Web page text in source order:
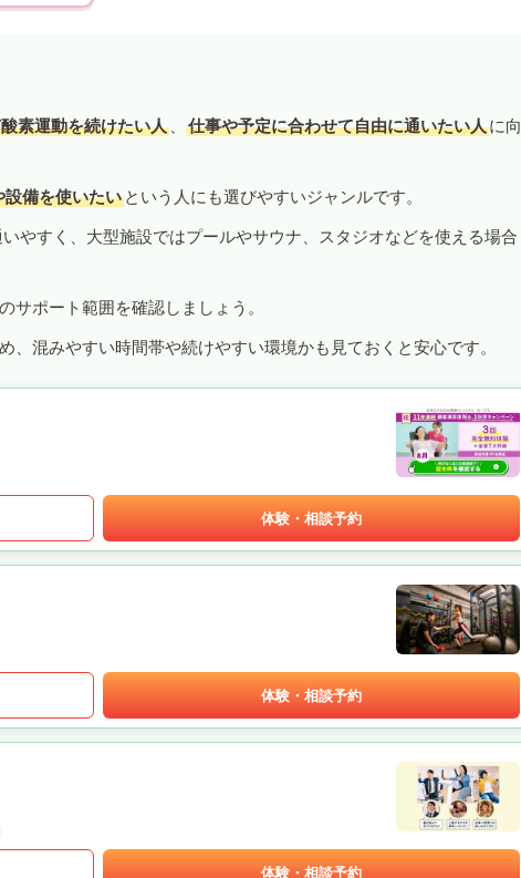
素運動を続けたい人 、 仕事や予定に合わせて自由に通いたい人に向
備を使いたい という人にも選びやすいジャンルです。
やすく、大型施設ではプールやサウナ、スタジオなどを使える場合
サポート範囲を確認しましょう。
、混みやすい時間帯や続けやすい環境かも見ておくと安心です。
体験・相談予約
体験・相談予約
体験・相談予約